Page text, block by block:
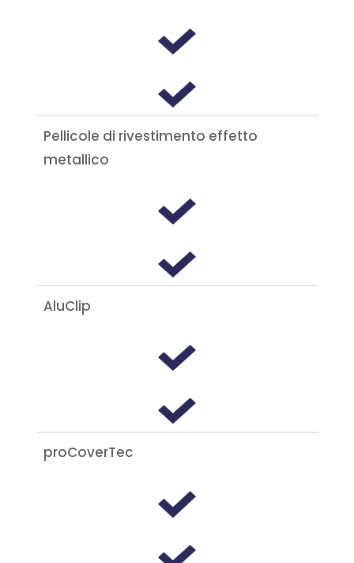
Pellicole di rivestimento effetto
metallico
AluClip
proCoverTec